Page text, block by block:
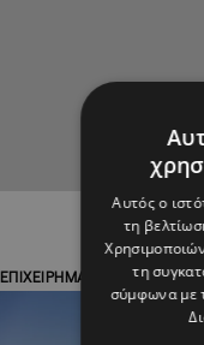
ΕΠΙΧΕΙΡΗΜΑΤΙΚΑ ΝΕΑ
Αυτός ο
τη
τη
σύμφωνα με